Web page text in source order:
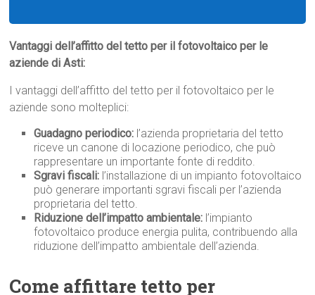
Vantaggi dell’affitto del tetto per il fotovoltaico per le
aziende di Asti:
I vantaggi dell’affitto del tetto per il fotovoltaico per le
aziende sono molteplici:
Guadagno periodico: l’azienda proprietaria del tetto
riceve un canone di locazione periodico, che può
rappresentare un importante fonte di reddito.
Sgravi fiscali: l’installazione di un impianto fotovoltaico
può generare importanti sgravi fiscali per l’azienda
proprietaria del tetto.
Riduzione dell’impatto ambientale: l’impianto
fotovoltaico produce energia pulita, contribuendo alla
riduzione dell’impatto ambientale dell’azienda.
Come affittare tetto per